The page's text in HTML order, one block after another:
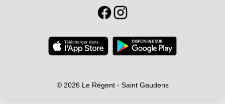
© 2026 Le Régent - Saint Gaudens